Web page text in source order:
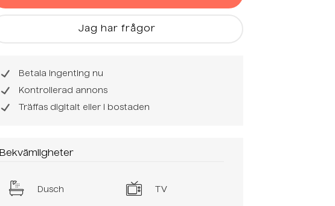
Jag har frågor
Betala ingenting nu
Kontrollerad annons
Träffas digitalt eller i bostaden
Bekvämligheter
Dusch TV